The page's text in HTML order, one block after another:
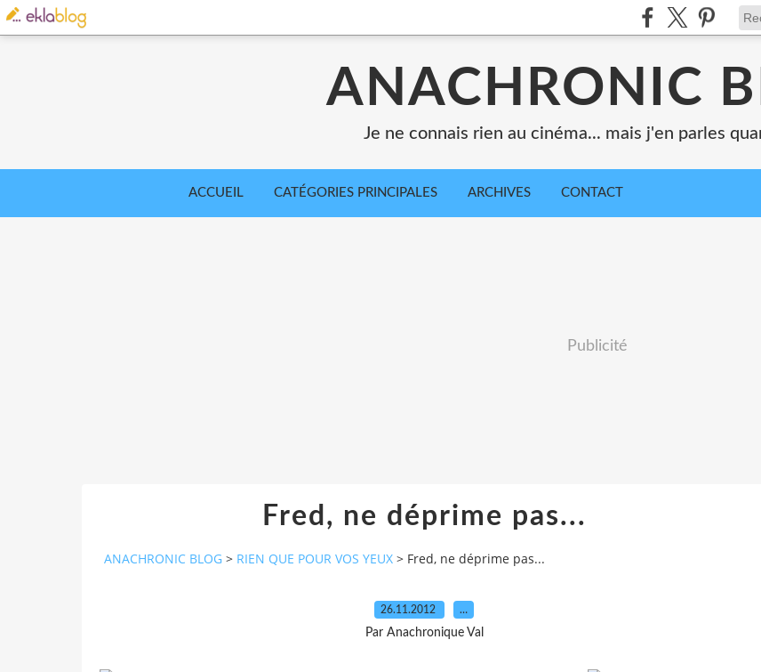
ANACHRONIC
Je ne connais rien au cinéma... mais j'en parles
ACCUEIL CATÉGORIES PRINCIPALES ARCHIVES CONTACT
Publicité
Fred, ne déprime pas...
ANACHRONIC BLOG > RIEN QUE POUR VOS YEUX > Fred, ne déprime pas...
26.11.2012 …
Par Anachronique Val